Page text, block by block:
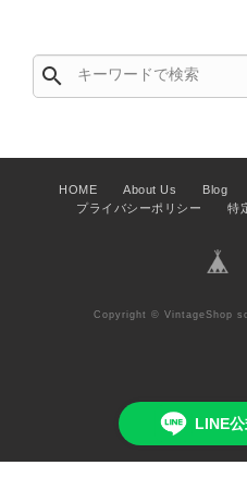
た以上に
葉をいた
商品やご
ら、いつ
ひよろし
2026/07/23
search
HOME About Us Blog
プライバシーポリシー
特
Copyright © VintageShop
LINE